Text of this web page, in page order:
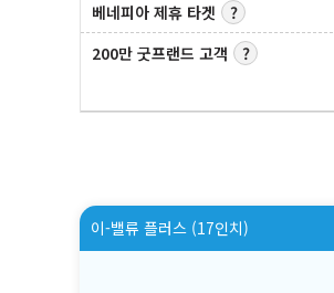
베네피아 제휴 타겟
200만 굿프랜드 고객
이-밸류 플러스 (17인치)